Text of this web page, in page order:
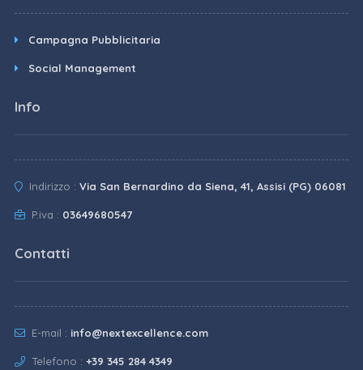
Campagna Pubblicitaria
Social Management
Info
Indirizzo : Via San Bernardino da Siena, 41, Assisi (PG) 06081
P.iva : 03649680547
Contatti
E-mail : info@nextexcellence.com
Telefono : +39 345 284 4349